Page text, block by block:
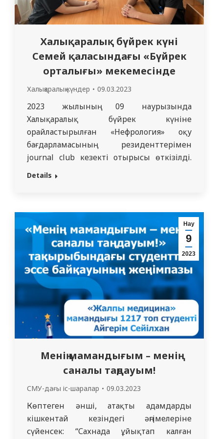
Халықаралық бүйрек күні
Семей қаласындағы «Бүйрек
орталығы» мекемесінде
Халықаралық күндер 09.03.2023
2023 жылының 09 наурызында
Халықаралық бүйрек күніне
орайластырылған «Нефрология» оқу
бағдарламасының резиденттерімен
journal club кезекті отырысы өткізілді.
Резиденттер Абай облысы бойынша 2022
В.Д. Оролтаева бастамасымен білім
алушылар осы есепті құрастыруға
белсенді қатысты. Сонымен қатар
созылмалы бүйрек ауруы бар
науқастарды жүргізудің жаңа
тенденциялары ұсынылып, Қазақстан
Республикасының…
Details
Нау
9
2023
Менің мамандығым – менің
саналы таңдауым!
СМУ-дағы іс-шаралар 09.03.2023
Көптеген әнші, атақты адамдардың
кішкентай кезіндегі әңгімелеріне
сүйенсек: “Сахнада ұйықтап калған